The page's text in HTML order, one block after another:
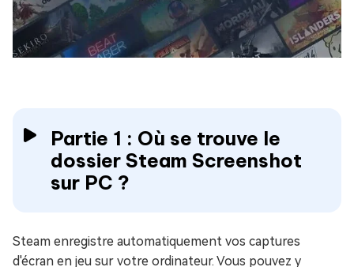
Partie 1 : Où se trouve le
dossier Steam Screenshot
sur PC ?
Steam enregistre automatiquement vos captures
d'écran en jeu sur votre ordinateur. Vous pouvez y